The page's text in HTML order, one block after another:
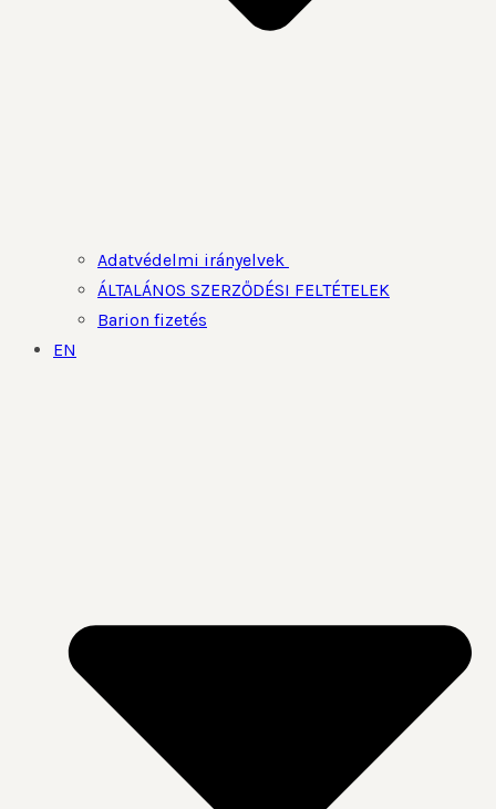
Adatvédelmi irányelvek
ÁLTALÁNOS SZERZŐDÉSI FELTÉTELEK
Barion fizetés
EN